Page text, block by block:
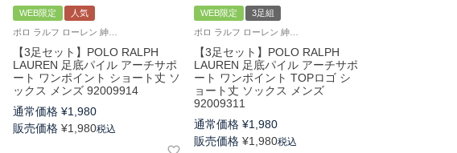
WEB限定
人気
【3足セット】POLO RALPH
LAUREN 足底パイル アーチサポ
ート ワンポイント ショート丈 ソ
ックス メンズ 92009914
通常価格 ¥1,980
販売価格 ¥1,980税込
WEB限定
3足組
【3足セット】POLO RALPH
LAUREN 足底パイル アーチサポ
ート ワンポイント TOPロゴ シ
ョート丈 ソックス メンズ
92009311
通常価格 ¥1,980
販売価格 ¥1,980税込